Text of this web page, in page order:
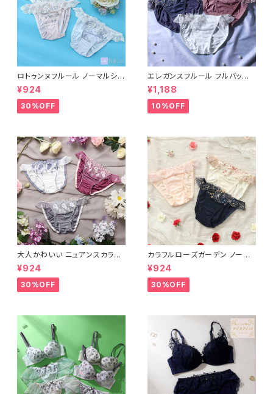
ロトゥンヌフルール ノーマルショ
ーツ
¥924
30%OFF
エレガンスフルール フルバック
ショーツ
¥1,188
10%OFF
大人かわいい ニュアンスカラー
フルバックショーツ
¥924
30%OFF
カラフルローズガーデン ノーマ
ルショーツ
¥924
30%OFF